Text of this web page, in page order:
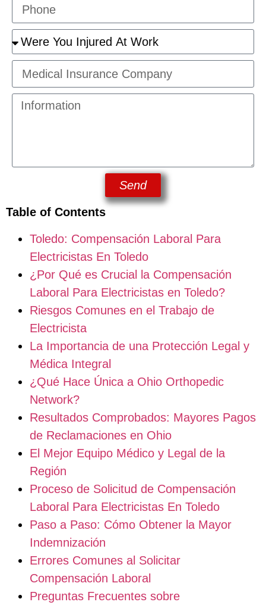
Send
Table of Contents
Toledo: Compensación Laboral Para
Electricistas En Toledo
¿Por Qué es Crucial la Compensación
Laboral Para Electricistas en Toledo?
Riesgos Comunes en el Trabajo de
Electricista
La Importancia de una Protección Legal y
Médica Integral
¿Qué Hace Única a Ohio Orthopedic
Network?
Resultados Comprobados: Mayores Pagos
de Reclamaciones en Ohio
El Mejor Equipo Médico y Legal de la
Región
Proceso de Solicitud de Compensación
Laboral Para Electricistas En Toledo
Paso a Paso: Cómo Obtener la Mayor
Indemnización
Errores Comunes al Solicitar
Compensación Laboral
Preguntas Frecuentes sobre